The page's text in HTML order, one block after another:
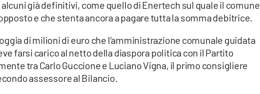
già definitivi, come quello di Enertech sul quale il comune
e che stenta ancora a pagare tutta la somma debitrice.
di milioni di euro che l’amministrazione comunale guidata
farsi carico al netto della diaspora politica con il Partito
tra Carlo Guccione e Luciano Vigna, il primo consigliere
assessore al Bilancio.